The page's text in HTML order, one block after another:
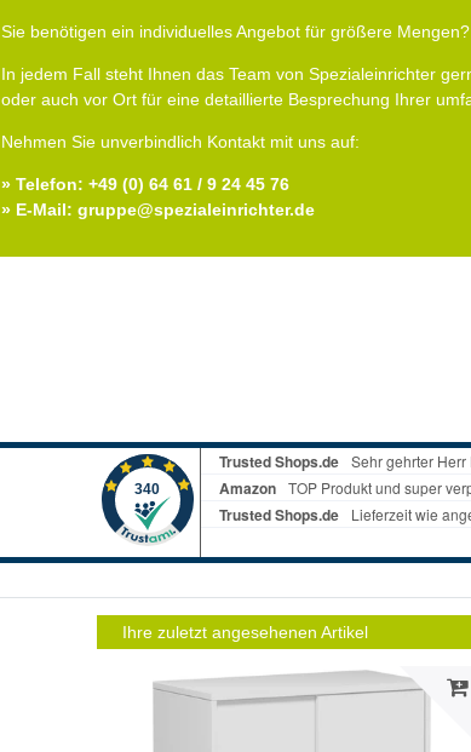
Sie benötigen ein individuelles Angebot für größere Mengen?
In jedem Fall steht Ihnen das Team von Spezialeinrichter
oder auch vor Ort für eine detaillierte Besprechung Ihrer
Nehmen Sie unverbindlich Kontakt mit uns auf:
» Telefon: +49 (0) 64 61 / 9 24 45 76
» E-Mail: gruppe@spezialeinrichter.de
Ihre zuletzt angesehenen Artikel